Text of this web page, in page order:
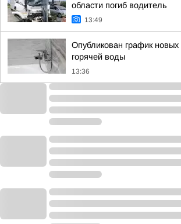
области погиб водитель
13:49
Опубликован график
горячей воды
13:36